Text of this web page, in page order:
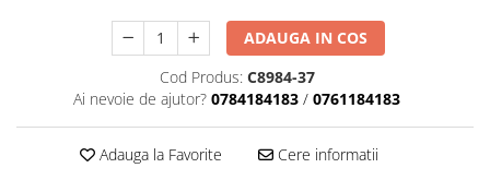
ADAUGA IN COS
Cod Produs: C8984-37
Ai nevoie de ajutor? 0784184183 / 0761184183
Adauga la Favorite Cere informatii